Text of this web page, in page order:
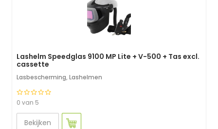
Lashelm Speedglas 9100 MP Lite + V-500 + Tas excl.
cassette
Lasbescherming, Lashelmen
0 van 5
Bekijken